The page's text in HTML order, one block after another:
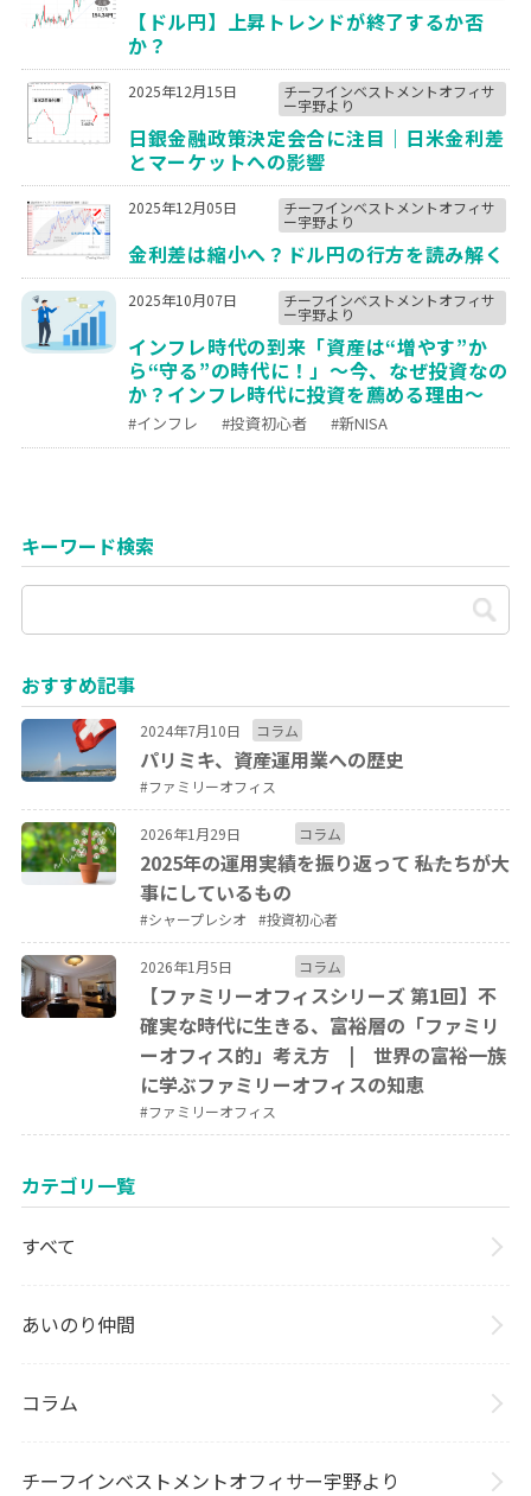
【ドル円】上昇トレンドが終了するか否
か？
2025年12月15日 チーフインベストメントオフィサ
ー宇野より
日銀金融政策決定会合に注目｜日米金利差
とマーケットへの影響
2025年12月05日 チーフインベストメントオフィサ
ー宇野より
金利差は縮小へ？ドル円の行方を読み解く
2025年10月07日 チーフインベストメントオフィサ
ー宇野より
インフレ時代の到来「資産は“増やす”か
ら“守る”の時代に！」～今、なぜ投資なの
か？インフレ時代に投資を薦める理由～
#インフレ #投資初心者 #新NISA
キーワード検索
おすすめ記事
2024年7月10日 コラム
パリミキ、資産運用業への歴史
#ファミリーオフィス
2026年1月29日 コラム
2025年の運用実績を振り返って ――私たちが大
事にしているもの
#シャープレシオ #投資初心者
2026年1月5日 コラム
【ファミリーオフィスシリーズ 第1回】不
確実な時代に生きる、富裕層の「ファミリ
ーオフィス的」考え方 | 世界の富裕一族
に学ぶファミリーオフィスの知恵
#ファミリーオフィス
カテゴリ一覧
すべて
あいのり仲間
コラム
チーフインベストメントオフィサー宇野より